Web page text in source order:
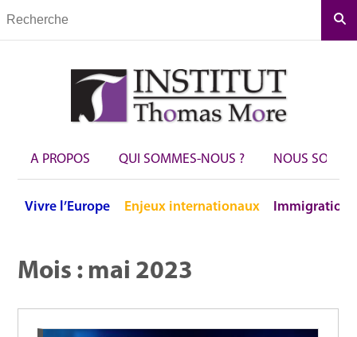
A PROPOS QUI SOMMES-NOUS ? NOUS
Vivre l’Europe Enjeux internationaux Immigration
Mois : mai 2023